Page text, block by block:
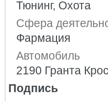
Тюнинг, Охота
Сфера
Фармация
Автомобиль
2190 Гранта
Подпись